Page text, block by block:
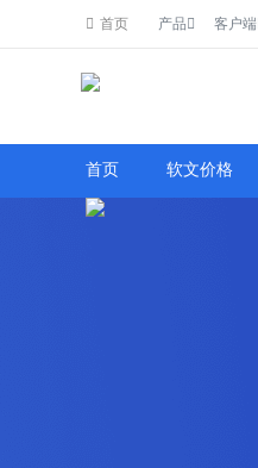
首页 产品 客户端
首页 软文价格